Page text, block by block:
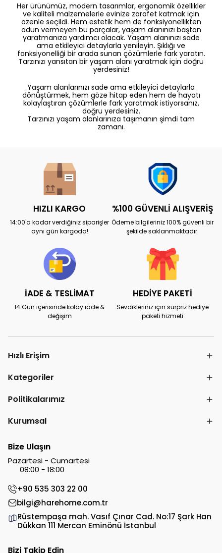
Her ürünümüz, modern tasarımlar, ergonomik özellikler
ve kaliteli malzemelerle evinize zarafet katmak için
özenle seçildi. Hem estetik hem de fonksiyonellikten
ödün vermeyen bu parçalar, yaşam alanınızı baştan
yaratmanıza yardımcı olacak. Yaşam alanınızı sade
ama etkileyici detaylarla yenileyin. Şıklığı ve
fonksiyonelliği bir arada sunan çözümlerle fark yaratın.
Tarzınızı yansıtan bir yaşam alanı yaratmak için doğru
yerdesiniz!
Yaşam alanlarınızı sade ama etkileyici detaylarla
dönüştürmek, hem göze hitap eden hem de hayatı
kolaylaştıran çözümlerle fark yaratmak istiyorsanız,
doğru yerdesiniz.
Tarzınızı yaşam alanlarınıza taşımanın şimdi tam
zamanı.
HIZLI KARGO
14:00'a kadar verdiğiniz siparişler
aynı gün kargoda!
%100 GÜVENLİ ALIŞVERİŞ
Ödeme bilgileriniz 100% güvenli bir
şekilde saklanmaktadır.
İADE & TESLİMAT
14 Gün içerisinde kolay iade &
değişim
HEDİYE PAKETİ
Sevdikleriniz için sürpriz hediye
paketi hizmeti
Hızlı Erişim
Kategoriler
Politikalarımız
Kurumsal
Bize Ulaşın
Pazartesi - Cumartesi
08:00 - 18:00
+90 535 303 22 00
bilgi@harehome.com.tr
Rüstempaşa mah. Vasıf Çınar Cad. No:17 Şark Han
Dükkan 111 Mercan Eminönü İstanbul
Bizi Takip Edin